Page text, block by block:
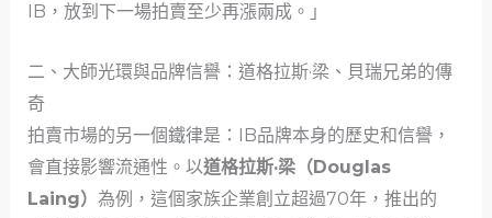
IB，放到下一場拍賣至少再漲兩成。」
二、大師光環與品牌信譽：道格拉斯·梁、貝瑞兄弟的傳
奇
拍賣市場的另一個鐵律是：IB品牌本身的歷史和信譽，
會直接影響流通性。以道格拉斯·梁（Douglas
Laing） 為例，這個家族企業創立超過70年，推出的